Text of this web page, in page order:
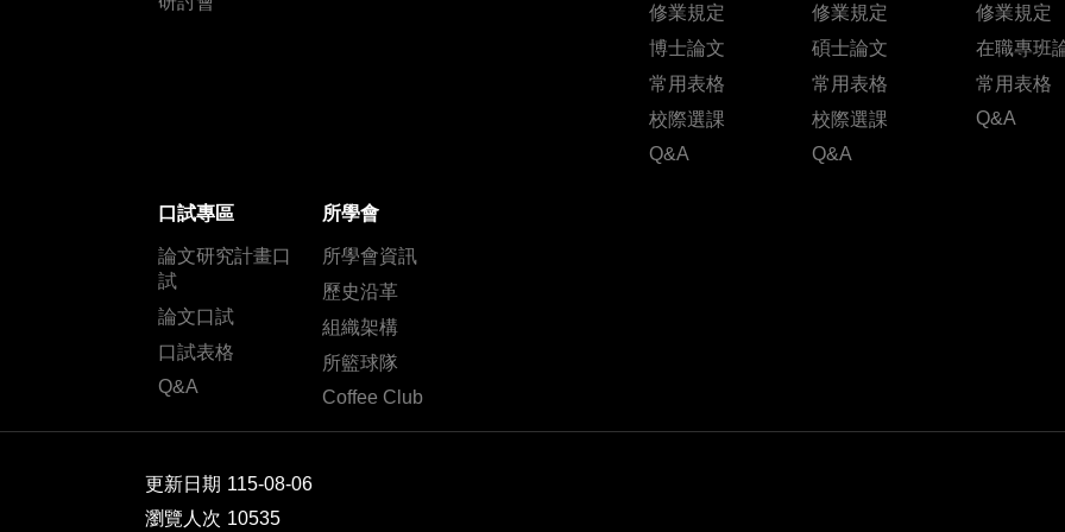
修業規定
博士論文
常用表格
校際選課
Q&A
修業規定
碩士論文
常用表格
校際選課
Q&A
修業規定
在職專班
常用表格
Q&A
口試專區
論文研究計畫口
試
論文口試
口試表格
Q&A
所學會
所學會資訊
歷史沿革
組織架構
所籃球隊
Coffee Club
更新日期 115-08-06
瀏覽人次 10535